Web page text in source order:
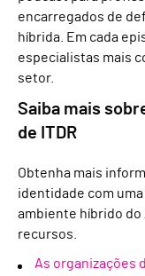
encarregados de
híbrida. Em cada
especialistas mais
setor.
Saiba mais
de ITDR
Obtenha mais
identidade com
ambiente híbrido do
recursos.
As organizações